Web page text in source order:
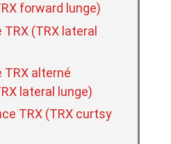
forward lunge)
(TRX lateral
TRX alterné
lateral lunge)
TRX (TRX curtsy